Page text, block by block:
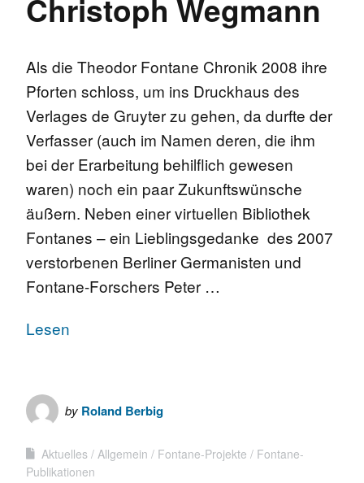
Christoph Wegmann
Als die Theodor Fontane Chronik 2008 ihre
Pforten schloss, um ins Druckhaus des
Verlages de Gruyter zu gehen, da durfte der
Verfasser (auch im Namen deren, die ihm
bei der Erarbeitung behilflich gewesen
waren) noch ein paar Zukunftswünsche
äußern. Neben einer virtuellen Bibliothek
Fontanes – ein Lieblingsgedanke des 2007
verstorbenen Berliner Germanisten und
Fontane-Forschers Peter …
Lesen
by Roland Berbig
Aktuelles Allgemein Fontane-Projekte
Fontane-
Publikationen